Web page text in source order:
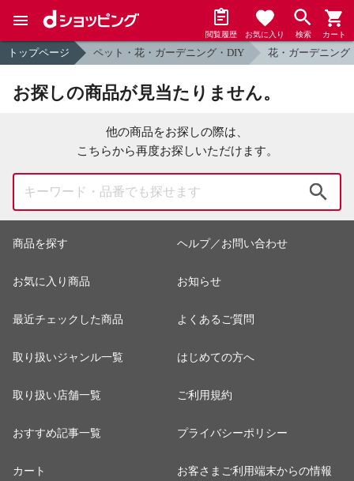
閲覧履歴 お気に入り 検索 カート
トップページ ペット・花・ガーデニング・DIY 花・ガーデニング
お探しの商品が見当たりません。
他の商品をお探しの際は、
こちらから再度お探しいただけます。
商品を探す
お気に入り商品
最近チェックした商品
取り扱いジャンル一覧
取り扱い店舗一覧
おすすめ記事一覧
カート
ヘルプ／お問い合わせ
お知らせ
よくあるご質問
はじめての方へ
ご利用規約
プライバシーポリシー
お客さまご利用端末からの情報